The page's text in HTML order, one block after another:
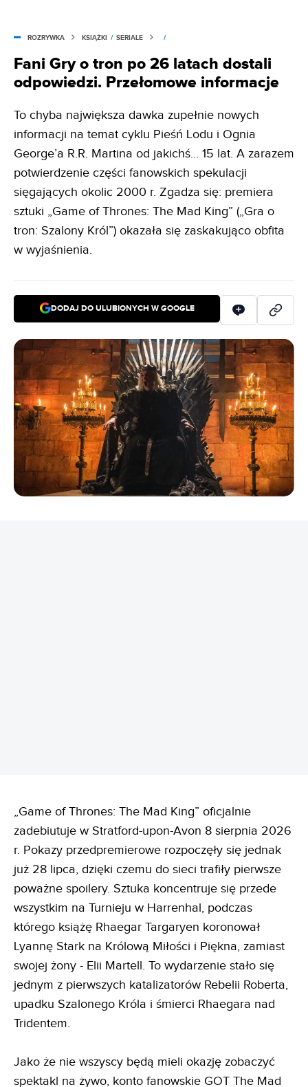
ROZRYWKA KSIĄŻKI / SERIALE /
Fani Gry o tron po 26 latach dostali
odpowiedzi. Przełomowe informacje
To chyba największa dawka zupełnie nowych
informacji na temat cyklu Pieśń Lodu i Ognia
George’a R.R. Martina od jakichś... 15 lat. A zarazem
potwierdzenie części fanowskich spekulacji
sięgających okolic 2000 r. Zgadza się: premiera
sztuki „Game of Thrones: The Mad King” („Gra o
tron: Szalony Król”) okazała się zaskakująco obfita
w wyjaśnienia.
DODAJ DO ULUBIONYCH W GOOGLE
„Game of Thrones: The Mad King” oficjalnie
zadebiutuje w Stratford-upon-Avon 8 sierpnia 2026
r. Pokazy przedpremierowe rozpoczęły się jednak
już 28 lipca, dzięki czemu do sieci trafiły pierwsze
poważne spoilery. Sztuka koncentruje się przede
wszystkim na Turnieju w Harrenhal, podczas
którego książę Rhaegar Targaryen koronował
Lyannę Stark na Królową Miłości i Piękna, zamiast
swojej żony - Elii Martell. To wydarzenie stało się
jednym z pierwszych katalizatorów Rebelii Roberta,
upadku Szalonego Króla i śmierci Rhaegara nad
Tridentem.
Jako że nie wszyscy będą mieli okazję zobaczyć
spektakl na żywo, konto fanowskie GOT The Mad